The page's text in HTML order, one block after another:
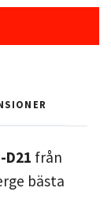
D21 från
bästa